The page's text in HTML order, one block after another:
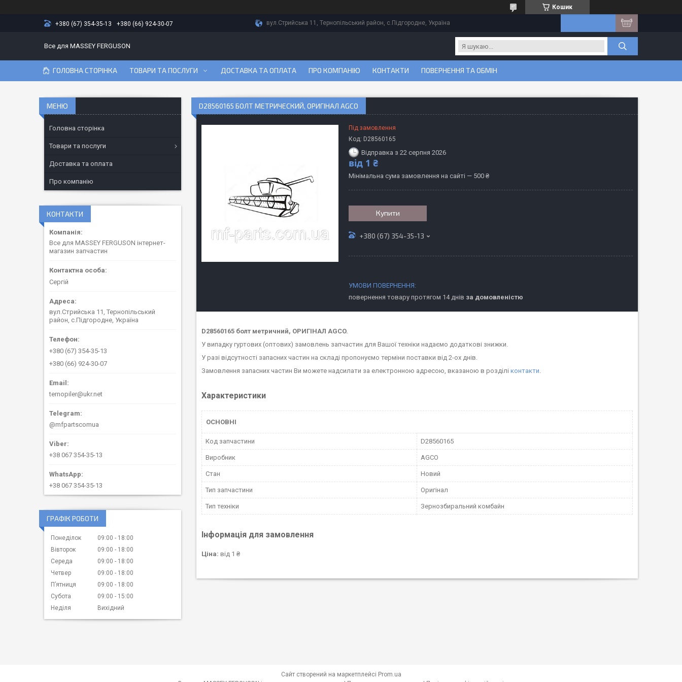
Кошик
+380 (67) 354-35-13 +380 (66) 924-30-07 вул.Стрийська 11, Тернопільський район, с.Підгородне, Україна
Все для MASSEY FERGUSON
ГОЛОВНА СТОРІНКА ТОВАРИ ТА ПОСЛУГИ ДОСТАВКА ТА ОПЛАТА ПРО КОМПАНІЮ КОНТАКТИ ПОВЕРНЕННЯ ТА ОБМІН
D28560165 БОЛТ МЕТРИЧЕСКИЙ, ОРИГІНАЛ AGCO
Під замовлення
Код: D28560165
Відправка з 22 серпня 2026
від 1 ₴
Мінімальна сума замовлення на сайті — 500 ₴
Купити
+380 (67) 354-35-13
повернення товару протягом 14 днів за домовленістю
D28560165 болт метричний, ОРИГІНАЛ AGCO.
У випадку гуртових (оптових) замовлень запчастин для Вашої техніки надаємо додаткові знижки.
У разі відсутності запасних частин на складі пропонуємо терміни поставки від 2-ох днів.
Замовлення запасних частин Ви можете надсилати за електронною адресою, вказаною в розділі контакти
Характеристики
ОСНОВНІ
Код запчастини D28560165
Виробник AGCO
Стан Новий
Тип запчастини Оригінал
Тип техніки Зернозбиральний комбайн
Інформація для замовлення
Ціна: від 1 ₴
Головна сторінка
Товари та послуги
Доставка та оплата
Про компанію
КОНТАКТИ
Все для MASSEY FERGUSON інтернет-
магазин запчастин
Сергій
вул.Стрийська 11, Тернопільський
район, с.Підгородне, Україна
+380 (67) 354-35-13
+380 (66) 924-30-07
ternopiler@ukr.net
@mfpartscomua
+38 067 354-35-13
+38 067 354-35-13
ГРАФІК РОБОТИ
Понеділок 09:00
18:00
Вівторок
09:00
18:00
Середа
09:00
18:00
Четвер
09:00
18:00
Пʼятниця
09:00
18:00
Субота
09:00
15:00
Неділя
Вихідний
Сайт створений на маркетплейсі Prom.ua